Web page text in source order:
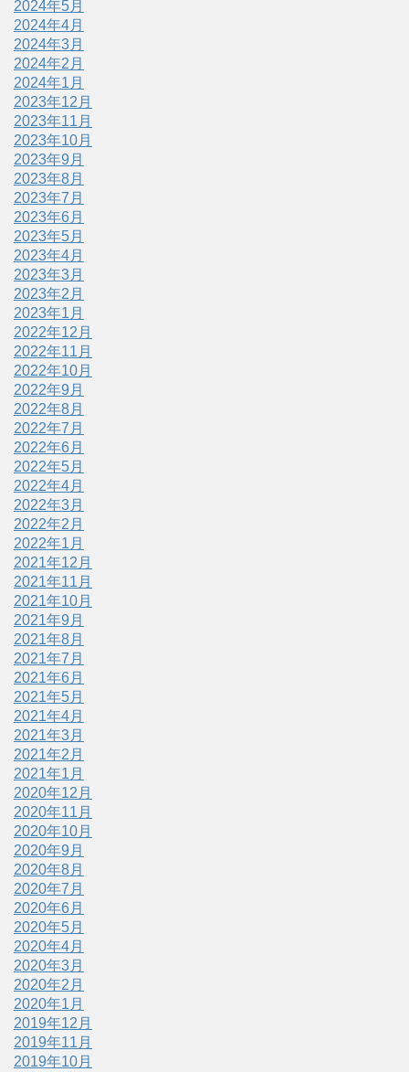
2024年5月
2024年4月
2024年3月
2024年2月
2024年1月
2023年12月
2023年11月
2023年10月
2023年9月
2023年8月
2023年7月
2023年6月
2023年5月
2023年4月
2023年3月
2023年2月
2023年1月
2022年12月
2022年11月
2022年10月
2022年9月
2022年8月
2022年7月
2022年6月
2022年5月
2022年4月
2022年3月
2022年2月
2022年1月
2021年12月
2021年11月
2021年10月
2021年9月
2021年8月
2021年7月
2021年6月
2021年5月
2021年4月
2021年3月
2021年2月
2021年1月
2020年12月
2020年11月
2020年10月
2020年9月
2020年8月
2020年7月
2020年6月
2020年5月
2020年4月
2020年3月
2020年2月
2020年1月
2019年12月
2019年11月
2019年10月